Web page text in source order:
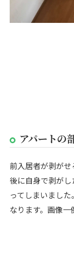
アパートの
前入居者が剥が
後に自身で剥が
ってしまいまし
なります。画像一